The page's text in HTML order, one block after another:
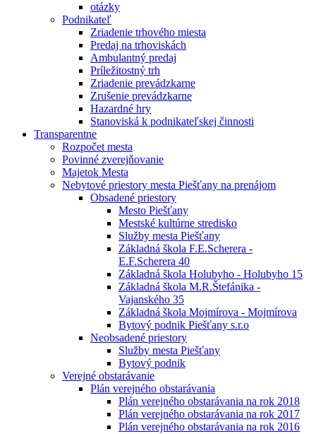
otázky
Podnikateľ
Zriadenie trhového miesta
Predaj na trhoviskách
Ambulantný predaj
Príležitostný trh
Zriadenie prevádzkarne
Zrušenie prevádzkarne
Hazardné hry
Stanoviská k podnikateľskej činnosti
Transparentne
Rozpočet mesta
Povinné zverejňovanie
Majetok Mesta
Nebytové priestory mesta Piešťany na prenájom
Obsadené priestory
Mesto Piešťany
Mestské kultúrne stredisko
Služby mesta Piešťany
Základná škola F.E.Scherera -
E.F.Scherera 40
Základná škola Holubyho - Holubyho 15
Základná škola M.R.Štefánika -
Vajanského 35
Základná škola Mojmírova - Mojmírova
Bytový podnik Piešťany s.r.o
Neobsadené priestory
Služby mesta Piešťany
Bytový podnik
Verejné obstarávanie
Plán verejného obstarávania
Plán verejného obstarávania na rok 2018
Plán verejného obstarávania na rok 2017
Plán verejného obstarávania na rok 2016